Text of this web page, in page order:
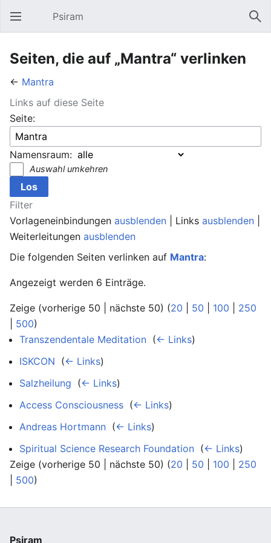
Hauptmenü öffnen Psiram
Seiten, die auf „Mantra“ verlinken
← Mantra
Links auf diese Seite
Seite:
Namensraum:
Auswahl umkehren
Filter
Vorlageneinbindungen ausblenden | Links ausblenden
Weiterleitungen ausblenden
Die folgenden Seiten verlinken auf Mantra:
Angezeigt werden 6 Einträge.
Zeige (vorherige 50 | nächste 50) (20 50 100
250
500)
Transzendentale Meditation (← Links)
ISKCON (← Links)
Salzheilung (← Links)
Access Consciousness (← Links)
Andreas Hortmann (← Links)
Spiritual Science Research Foundation (← Links)
Zeige (vorherige 50 | nächste 50) (20 50 100
250
500)
Psiram